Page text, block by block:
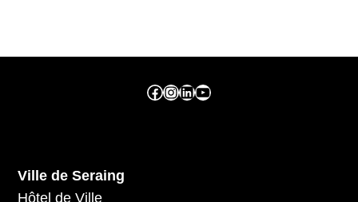
Facebook ville de seraing Instragram ville de seraing linkedin – ville de seraing YouTube
Ville de Seraing
Hôtel de Ville